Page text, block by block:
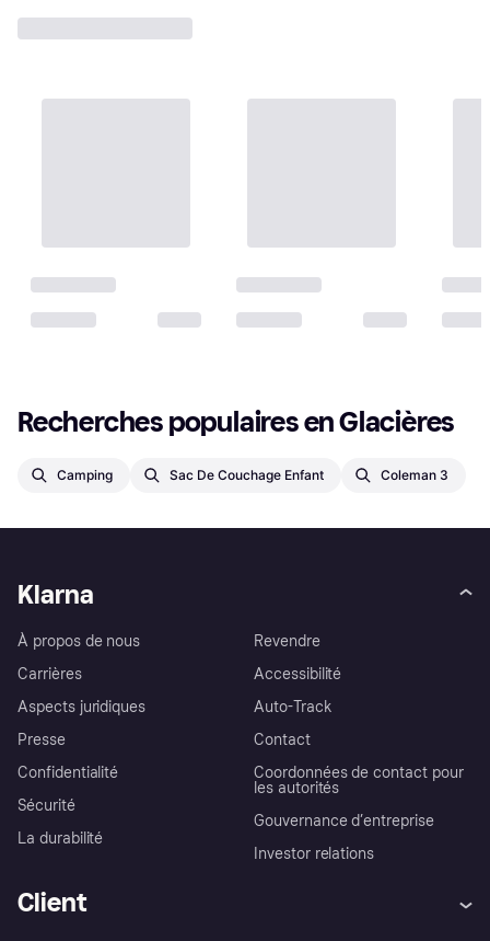
Recherches populaires en Glacières
Camping Sac De Couchage Enfant Coleman 3
Klarna
À propos de nous
Carrières
Aspects juridiques
Presse
Confidentialité
Sécurité
La durabilité
Revendre
Accessibilité
Auto-Track
Contact
Coordonnées de contact pour
les autorités
Gouvernance d’entreprise
Investor relations
Client